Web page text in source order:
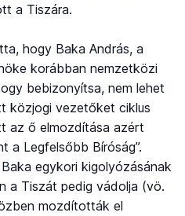
a Tiszára.
hogy Baka András, a
korábban nemzetközi
bebizonyítsa, nem lehet
közjogi vezetőket ciklus
az ő elmozdítása azért
a Legfelsőbb Bíróság”.
egykori kigolyózásának
a Tiszát pedig vádolja (vö.
mozdították el